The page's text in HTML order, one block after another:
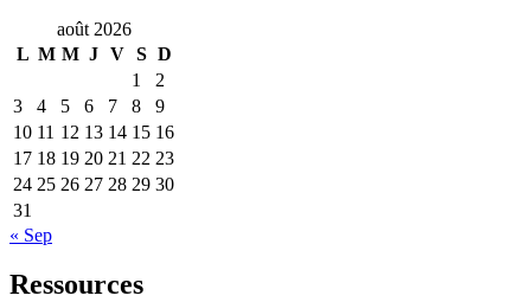
août 2026
L M M J V S D
1
2
3
4 5 6 7 8
9
10 11 12 13 14 15 16
17 18 19 20 21 22 23
24 25 26 27 28 29 30
31
« Sep
Ressources